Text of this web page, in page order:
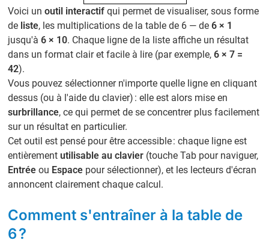
Voici unoutil interactif qui permet de visualiser, sous forme
de liste, les multiplications de la table de 6 — de6 × 1
jusqu'à6 × 10. Chaque ligne de la liste affiche un résultat
dans un format clair et facile à lire (par exemple,6 × 7 =
42).
Vous pouvez sélectionner n'importe quelle ligne en cliquant
dessus (ou à l'aide du clavier) : elle est alors mise en
surbrillance, ce qui permet de se concentrer plus facilement
sur un résultat en particulier.
Cet outil est pensé pour être accessible : chaque ligne est
entièrementutilisable au clavier (touche Tab pour naviguer,
Entrée ou Espace pour sélectionner), et les lecteurs d'écran
annoncent clairement chaque calcul.
Comment s'entraîner à la table de
6 ?